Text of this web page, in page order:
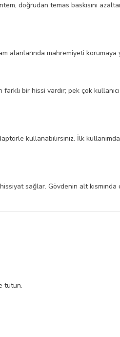
doğrudan temas baskısını
alanlarında mahremiyeti korumaya
bir hissi vardır; pek çok
kullanabilirsiniz. İlk
sağlar. Gövdenin alt kısmında
tutun.